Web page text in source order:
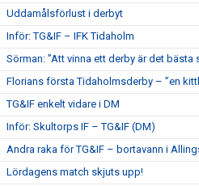
Uddamålsförlust i derbyt
Inför: TG&IF – IFK Tidaholm
Sörman: ”Att vinna ett derby är det bästa
Florians första Tidaholmsderby – ”en
TG&IF enkelt vidare i DM
Inför: Skultorps IF – TG&IF (DM)
Andra raka för TG&IF – bortavann i
Lördagens match skjuts upp!